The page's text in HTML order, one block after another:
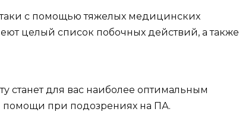
с помощью тяжелых медицинских
целый список побочных действий, а также
станет для вас наиболее оптимальным
при подозрениях на ПА.